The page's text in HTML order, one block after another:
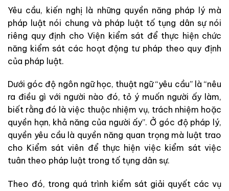
Yêu cầu, kiến nghị là những quyền năng pháp lý mà
pháp luật nói chung và pháp luật tố tụng dân sự nói
riêng quy định cho Viện kiểm sát để thực hiện chức
năng kiểm sát các hoạt động tư pháp theo quy định
của pháp luật.
Dưới góc độ ngôn ngữ học, thuật ngữ “yêu cầu” là “nêu
ra điều gì với người nào đó, tỏ ý muốn người ấy làm,
biết rằng đó là việc thuộc nhiệm vụ, trách nhiệm hoặc
quyền hạn, khả năng của người ấy”. Ở góc độ pháp lý,
quyền yêu cầu là quyền năng quan trọng mà luật trao
cho Kiểm sát viên để thực hiện việc kiểm sát việc
tuân theo pháp luật trong tố tụng dân sự.
Theo đó, trong quá trình kiểm sát giải quyết các vụ